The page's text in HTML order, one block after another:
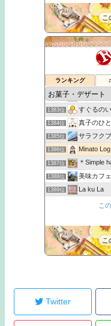
1392位 特撮だっ
1393位 ぽんこつこ
ランキング
ネオトラ
1381位 新発売日記
1382位 お客様の
1383位 すぐるの
1384位 真子のひ
1385位 サラフクブ
1386位 Minato
1387位 ＊Simple
1388位 美味カフ
1389位 La ku La
1392位 特撮だっ
1393位 ぽんこつ
こ
こ
Twitter